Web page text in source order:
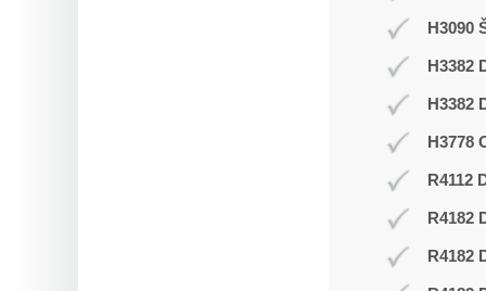
H3090
H3382
H3382
H3778
R4112
R4182
R4182